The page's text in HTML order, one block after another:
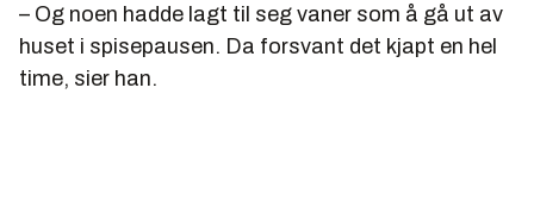
– Og noen hadde lagt til seg vaner som å gå ut av
huset i spisepausen. Da forsvant det kjapt en hel
time, sier han.